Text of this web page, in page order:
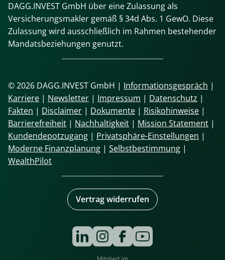
DAGG.INVEST GmbH über eine Zulassung als
Versicherungsmakler gemäß § 34d Abs. 1 GewO. Diese
Zulassung wird ausschließlich im Rahmen bestehender
Mandatsbeziehungen genutzt.
© 2026 DAGG.INVEST GmbH | Informationsgespräch |
Karriere | Newsletter | Impressum | Datenschutz |
Fakten | Disclaimer | Dokumente | Risikohinweise |
Barrierefreiheit | Nachhaltigkeit | Mission Statement |
Kundendepotzugang | Privatsphäre-Einstellungen |
Moderne Finanzplanung | Selbstbestimmung |
WealthPilot
Vertrag widerrufen
Navigation
überspringen